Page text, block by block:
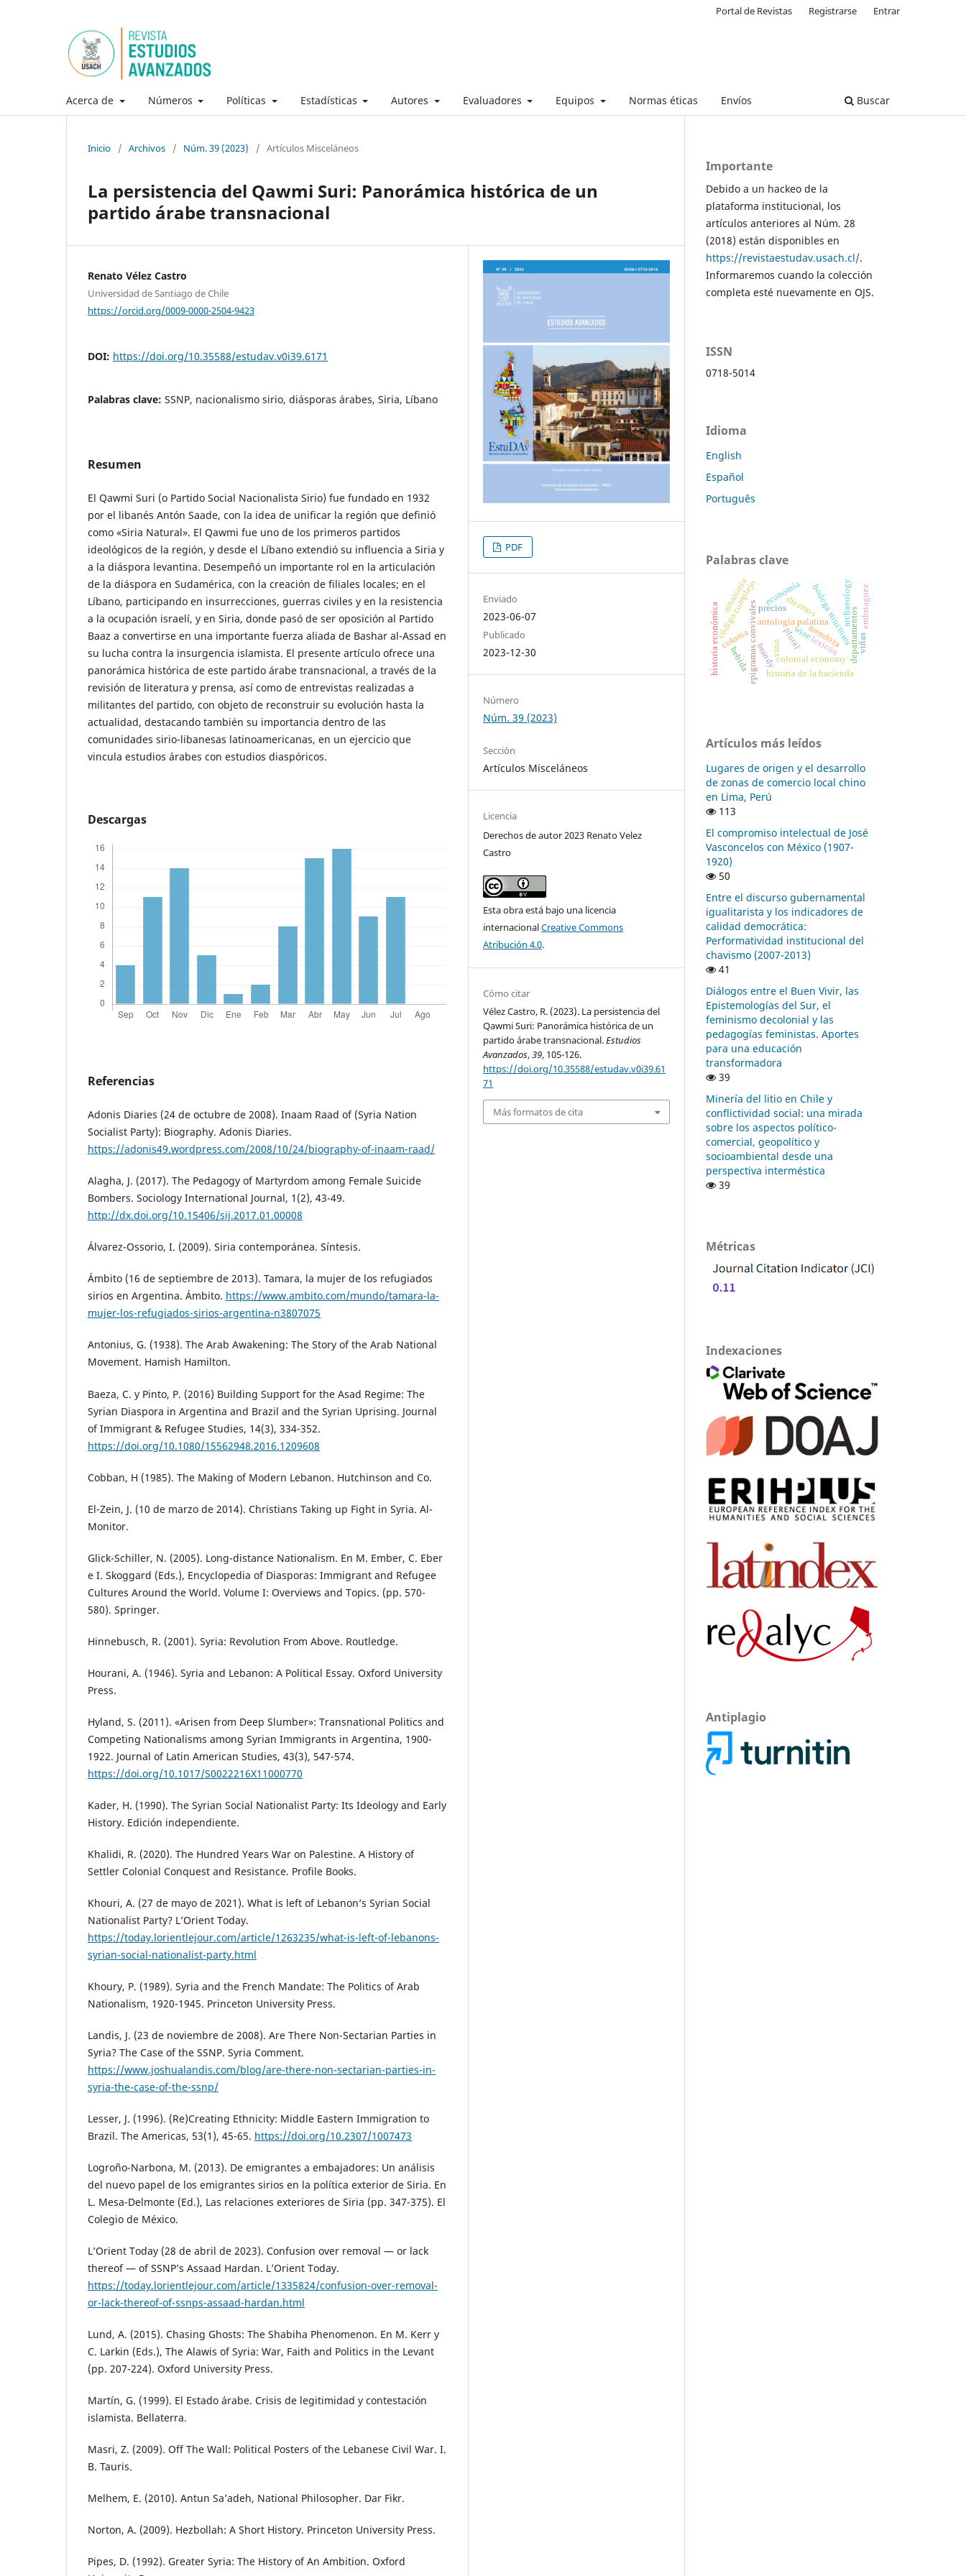
Acerca de Números Políticas Estadísticas Autores Evaluadores Equipos Normas éticas Envíos Buscar
Portal de Revistas Registrarse Entrar
Inicio / Archivos / Núm. 39 (2023) / Artículos Misceláneos
La persistencia del Qawmi Suri: Panorámica histórica de un
partido árabe transnacional
Renato Vélez Castro
Universidad de Santiago de Chile
https://orcid.org/0009-0000-2504-9423
DOI: https://doi.org/10.35588/estudav.v0i39.6171
Palabras clave: SSNP, nacionalismo sirio, diásporas árabes, Siria, Líbano
Resumen
El Qawmi Suri (o Partido Social Nacionalista Sirio) fue fundado en 1932
por el libanés Antón Saade, con la idea de unificar la región que definió
como «Siria Natural». El Qawmi fue uno de los primeros partidos
ideológicos de la región, y desde el Líbano extendió su influencia a Siria y
a la diáspora levantina. Desempeñó un importante rol en la articulación
de la diáspora en Sudamérica, con la creación de filiales locales; en el
Líbano, participando en insurrecciones, guerras civiles y en la resistencia
a la ocupación israelí, y en Siria, donde pasó de ser oposición al Partido
Baaz a convertirse en una importante fuerza aliada de Bashar al-Assad en
su lucha contra la insurgencia islamista. El presente artículo ofrece una
panorámica histórica de este partido árabe transnacional, a través de la
revisión de literatura y prensa, así como de entrevistas realizadas a
militantes del partido, con objeto de reconstruir su evolución hasta la
actualidad, destacando también su importancia dentro de las
comunidades sirio-libanesas latinoamericanas, en un ejercicio que
vincula estudios árabes con estudios diaspóricos.
Descargas
Referencias
Adonis Diaries (24 de octubre de 2008). Inaam Raad of (Syria Nation
Socialist Party): Biography. Adonis Diaries.
https://adonis49.wordpress.com/2008/10/24/biography-of-inaam-raad/
Alagha, J. (2017). The Pedagogy of Martyrdom among Female Suicide
Bombers. Sociology International Journal, 1(2), 43-49.
http://dx.doi.org/10.15406/sij.2017.01.00008
Álvarez-Ossorio, I. (2009). Siria contemporánea. Síntesis.
Ámbito (16 de septiembre de 2013). Tamara, la mujer de los refugiados
sirios en Argentina. Ámbito. https://www.ambito.com/mundo/tamara-la-
mujer-los-refugiados-sirios-argentina-n3807075
Antonius, G. (1938). The Arab Awakening: The Story of the Arab National
Movement. Hamish Hamilton.
Baeza, C. y Pinto, P. (2016) Building Support for the Asad Regime: The
Syrian Diaspora in Argentina and Brazil and the Syrian Uprising. Journal
of Immigrant & Refugee Studies, 14(3), 334-352.
https://doi.org/10.1080/15562948.2016.1209608
Cobban, H (1985). The Making of Modern Lebanon. Hutchinson and Co.
El-Zein, J. (10 de marzo de 2014). Christians Taking up Fight in Syria. Al-
Monitor.
Glick-Schiller, N. (2005). Long-distance Nationalism. En M. Ember, C. Eber
e I. Skoggard (Eds.), Encyclopedia of Diasporas: Immigrant and Refugee
Cultures Around the World. Volume I: Overviews and Topics. (pp. 570-
580). Springer.
Hinnebusch, R. (2001). Syria: Revolution From Above. Routledge.
Hourani, A. (1946). Syria and Lebanon: A Political Essay. Oxford University
Press.
Hyland, S. (2011). «Arisen from Deep Slumber»: Transnational Politics and
Competing Nationalisms among Syrian Immigrants in Argentina, 1900-
1922. Journal of Latin American Studies, 43(3), 547-574.
https://doi.org/10.1017/S0022216X11000770
Kader, H. (1990). The Syrian Social Nationalist Party: Its Ideology and Early
History. Edición independiente.
Khalidi, R. (2020). The Hundred Years War on Palestine. A History of
Settler Colonial Conquest and Resistance. Profile Books.
Khouri, A. (27 de mayo de 2021). What is left of Lebanon’s Syrian Social
Nationalist Party? L’Orient Today.
https://today.lorientlejour.com/article/1263235/what-is-left-of-lebanons-
syrian-social-nationalist-party.html
Khoury, P. (1989). Syria and the French Mandate: The Politics of Arab
Nationalism, 1920-1945. Princeton University Press.
Landis, J. (23 de noviembre de 2008). Are There Non-Sectarian Parties in
Syria? The Case of the SSNP. Syria Comment.
https://www.joshualandis.com/blog/are-there-non-sectarian-parties-in-
syria-the-case-of-the-ssnp/
Lesser, J. (1996). (Re)Creating Ethnicity: Middle Eastern Immigration to
Brazil. The Americas, 53(1), 45-65. https://doi.org/10.2307/1007473
Logroño-Narbona, M. (2013). De emigrantes a embajadores: Un análisis
del nuevo papel de los emigrantes sirios en la política exterior de Siria. En
L. Mesa-Delmonte (Ed.), Las relaciones exteriores de Siria (pp. 347-375). El
Colegio de México.
L’Orient Today (28 de abril de 2023). Confusion over removal — or lack
thereof — of SSNP’s Assaad Hardan. L’Orient Today.
https://today.lorientlejour.com/article/1335824/confusion-over-removal-
or-lack-thereof-of-ssnps-assaad-hardan.html
Lund, A. (2015). Chasing Ghosts: The Shabiha Phenomenon. En M. Kerr y
C. Larkin (Eds.), The Alawis of Syria: War, Faith and Politics in the Levant
(pp. 207-224). Oxford University Press.
Martín, G. (1999). El Estado árabe. Crisis de legitimidad y contestación
islamista. Bellaterra.
Masri, Z. (2009). Off The Wall: Political Posters of the Lebanese Civil War. I.
B. Tauris.
Melhem, E. (2010). Antun Sa’adeh, National Philosopher. Dar Fikr.
Norton, A. (2009). Hezbollah: A Short History. Princeton University Press.
Pipes, D. (1992). Greater Syria: The History of An Ambition. Oxford
PDF
Enviado
2023-06-07
Publicado
2023-12-30
Número
Núm. 39 (2023)
Sección
Artículos Misceláneos
Licencia
Derechos de autor 2023 Renato Velez
Castro
Esta obra está bajo una licencia
internacionalCreative Commons
Atribución 4.0.
Cómo citar
Vélez Castro, R. (2023). La persistencia del
Qawmi Suri: Panorámica histórica de un
partido árabe transnacional.Estudios
Avanzados,39, 105-126.
https://doi.org/10.35588/estudav.v0i39.61
71
Más formatos de cita
Importante
Debido a un hackeo de la
plataforma institucional, los
artículos anteriores al Núm. 28
(2018) están disponibles en
https://revistaestudav.usach.cl/.
Informaremos cuando la colección
completa esté nuevamente en OJS.
ISSN
0718-5014
Idioma
English
Español
Português
Palabras clave
epigramas convivales antología palatina
vino
código complejo pluralwine
brandy
bodega structures
colonial economy
archaeology
colonia
precios
economía
historia económica historia de la hacienda
diezmos
mendoza departamentosviñas
lexicón
bebida
embriaguez
amazonía
Artículos más leídos
Lugares de origen y el desarrollo
de zonas de comercio local chino
en Lima, Perú
113
El compromiso intelectual de José
Vasconcelos con México (1907-
1920)
50
Entre el discurso gubernamental
igualitarista y los indicadores de
calidad democrática:
Performatividad institucional del
chavismo (2007-2013)
41
Diálogos entre el Buen Vivir, las
Epistemologías del Sur, el
feminismo decolonial y las
pedagogías feministas. Aportes
para una educación
transformadora
39
Minería del litio en Chile y
conflictividad social: una mirada
sobre los aspectos político-
comercial, geopolítico y
socioambiental desde una
perspectiva interméstica
39
Métricas
Indexaciones
Antiplagio